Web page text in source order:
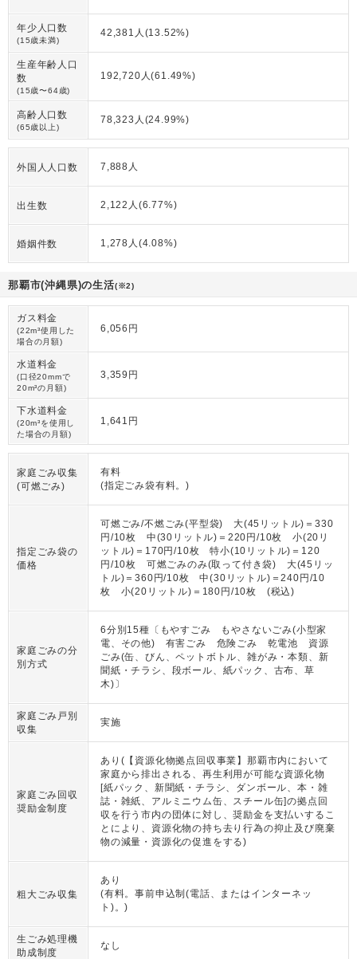
年少人口数
(15歳未満)
42,381人(13.52%)
生産年齢人口
数
(15歳〜64歳)
192,720人(61.49%)
高齢人口数
(65歳以上)
78,323人(24.99%)
外国人人口数 7,888人
出生数 2,122人(6.77%)
婚姻件数 1,278人(4.08%)
那覇市(沖縄県)の生活(※2)
ガス料金
(22m³使用した
場合の月額)
6,056円
水道料金
(口径20mmで
20m³の月額)
3,359円
下水道料金
(20m³を使用し
た場合の月額)
1,641円
家庭ごみ収集
(可燃ごみ)
有料
(指定ごみ袋有料。)
指定ごみ袋の
価格
可燃ごみ/不燃ごみ(平型袋) 大(45リットル)＝330
円/10枚 中(30リットル)＝220円/10枚 小(20リ
ットル)＝170円/10枚 特小(10リットル)＝120
円/10枚 可燃ごみのみ(取って付き袋) 大(45リッ
トル)＝360円/10枚 中(30リットル)＝240円/10
枚 小(20リットル)＝180円/10枚 (税込)
家庭ごみの分
別方式
6分別15種〔もやすごみ もやさないごみ(小型家
電、その他) 有害ごみ 危険ごみ 乾電池 資源
ごみ(缶、びん、ペットボトル、雑がみ・本類、新
聞紙・チラシ、段ボール、紙パック、古布、草
木)〕
家庭ごみ戸別
収集
実施
家庭ごみ回収
奨励金制度
あり(【資源化物拠点回収事業】那覇市内において
家庭から排出される、再生利用が可能な資源化物
[紙パック、新聞紙・チラシ、ダンボール、本・雑
誌・雑紙、アルミニウム缶、スチール缶]の拠点回
収を行う市内の団体に対し、奨励金を支払いするこ
とにより、資源化物の持ち去り行為の抑止及び廃棄
物の減量・資源化の促進をする)
粗大ごみ収集
あり
(有料。事前申込制(電話、またはインターネッ
ト)。)
生ごみ処理機
助成制度
なし